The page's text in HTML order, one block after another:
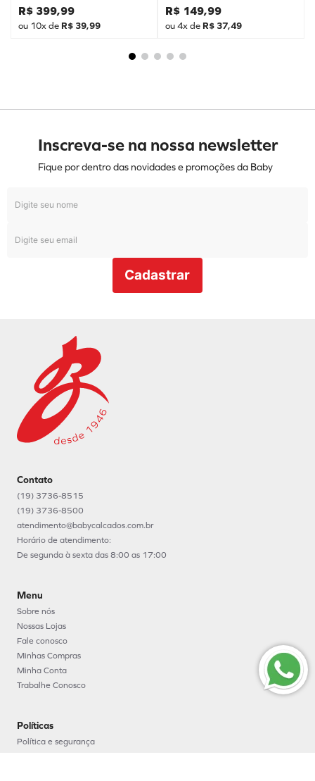
R$ 399,99
ou 10x de R$ 39,99
R$ 149,99
ou4x de R$ 37,49
Inscreva-se na nossa newsletter
Fique por dentro das novidades e promoções da Baby
Cadastrar
Contato
(19) 3736-8515
(19) 3736-8500
atendimento@babycalcados.com.br
Horário de atendimento:
De segunda à sexta das 8:00 as 17:00
Menu
Sobre nós
Nossas Lojas
Fale conosco
Minhas Compras
Minha Conta
Trabalhe Conosco
Políticas
Política e segurança